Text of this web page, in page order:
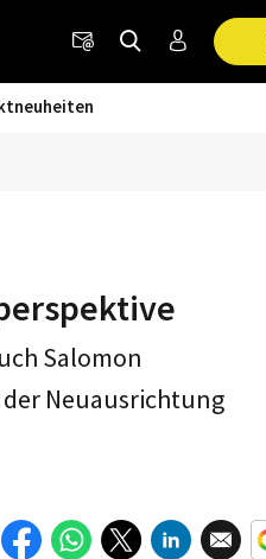
Salomon
Neuausrichtung